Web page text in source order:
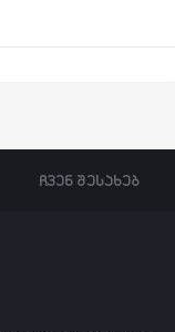
ჩვენ შესახებ